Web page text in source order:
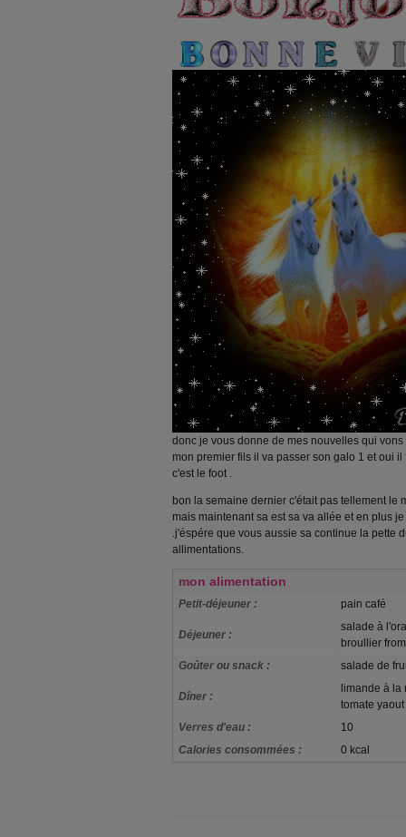
donc je vous donne de mes nouvelles qui
mon premier fils il va passer son galo 1 et oui
c'est le foot .
bon la semaine dernier c'était pas tellement le
mais maintenant sa est sa va allée et en plus
.j'éspére que vous aussie sa continue la pette
allimentations.
mon alimentation
Petit-déjeuner : pain café
Déjeuner :
salade à
broullier
Goûter ou snack :
salade de
Dîner :
limande à
tomate yaout
Verres d'eau :
10
Calories consommées :
0 kcal